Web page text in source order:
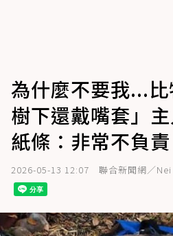
為什麼不要我...
樹下還戴嘴套」
紙條：非常不負責
2026-05-13 12:07 聯合新聞網／